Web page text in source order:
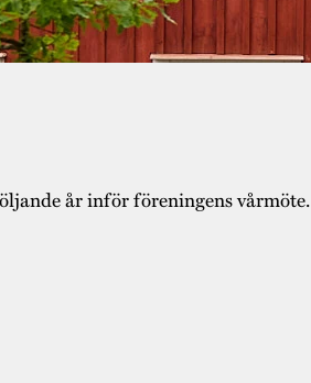
år inför föreningens vårmöte.